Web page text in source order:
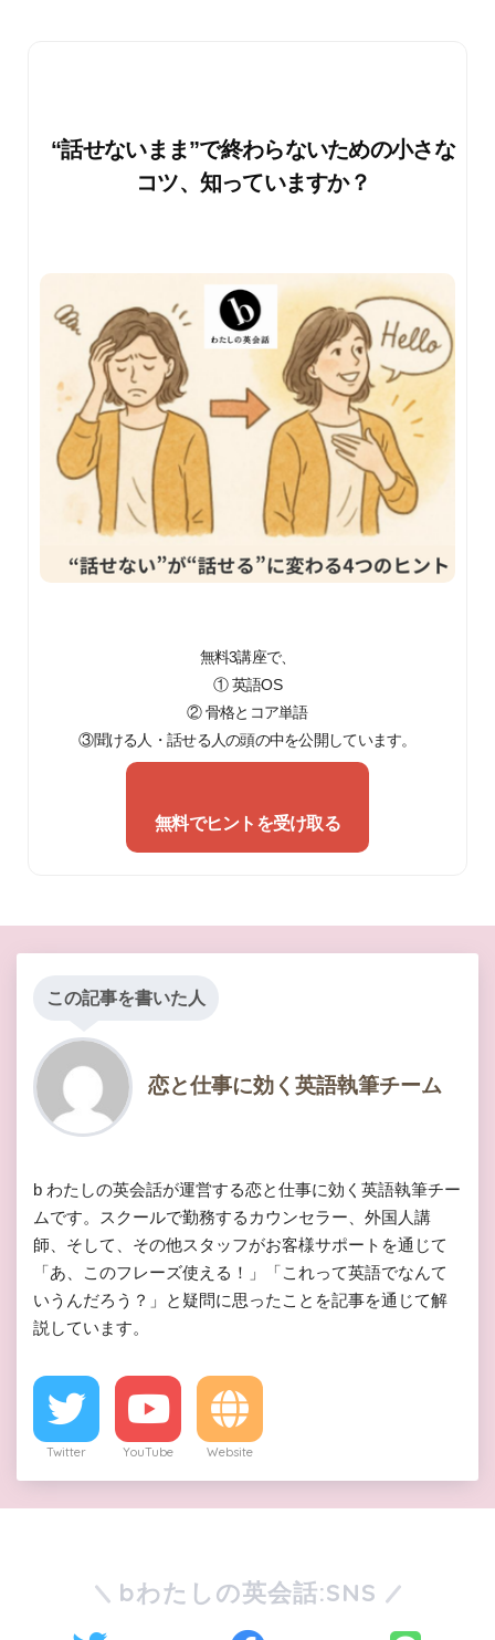
“話せないまま”で終わらないための小さな
コツ、知っていますか？
無料3講座で、
① 英語OS
② 骨格とコア単語
③聞ける人・話せる人の頭の中を公開しています。
無料でヒントを受け取る
この記事を書いた人
恋と仕事に効く英語執筆チーム
b わたしの英会話が運営する恋と仕事に効く英語執筆チー
ムです。スクールで勤務するカウンセラー、外国人講
師、そして、その他スタッフがお客様サポートを通じて
「あ、このフレーズ使える！」「これって英語でなんて
いうんだろう？」と疑問に思ったことを記事を通じて解
説しています。
Twitter YouTube Website
bわたしの英会話:SNS